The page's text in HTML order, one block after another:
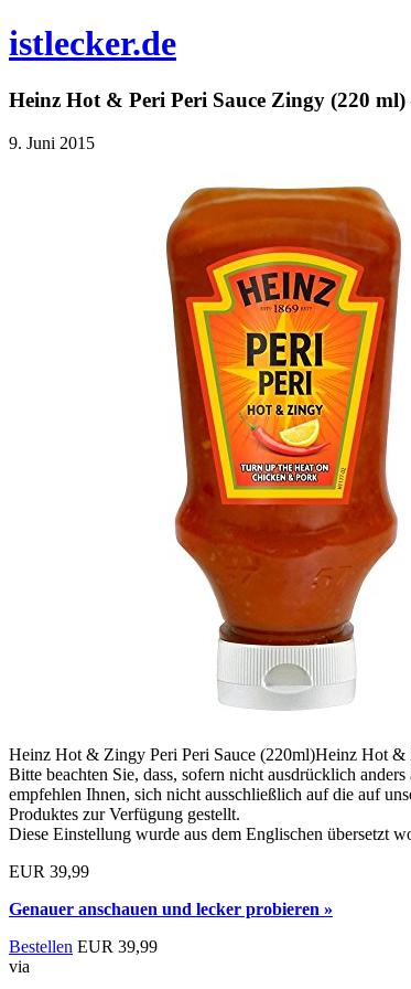
istlecker.de
Heinz Hot & Peri Peri Sauce Zingy (220
9. Juni 2015
Heinz Hot & Zingy Peri Peri Sauce (220ml)Heinz Hot &
Bitte beachten Sie, dass, sofern nicht ausdrücklich
empfehlen Ihnen, sich nicht ausschließlich auf die auf
Produktes zur Verfügung gestellt.
Diese Einstellung wurde aus dem Englischen übersetzt
EUR 39,99
Genauer anschauen und lecker probieren »
Bestellen EUR 39,99
via